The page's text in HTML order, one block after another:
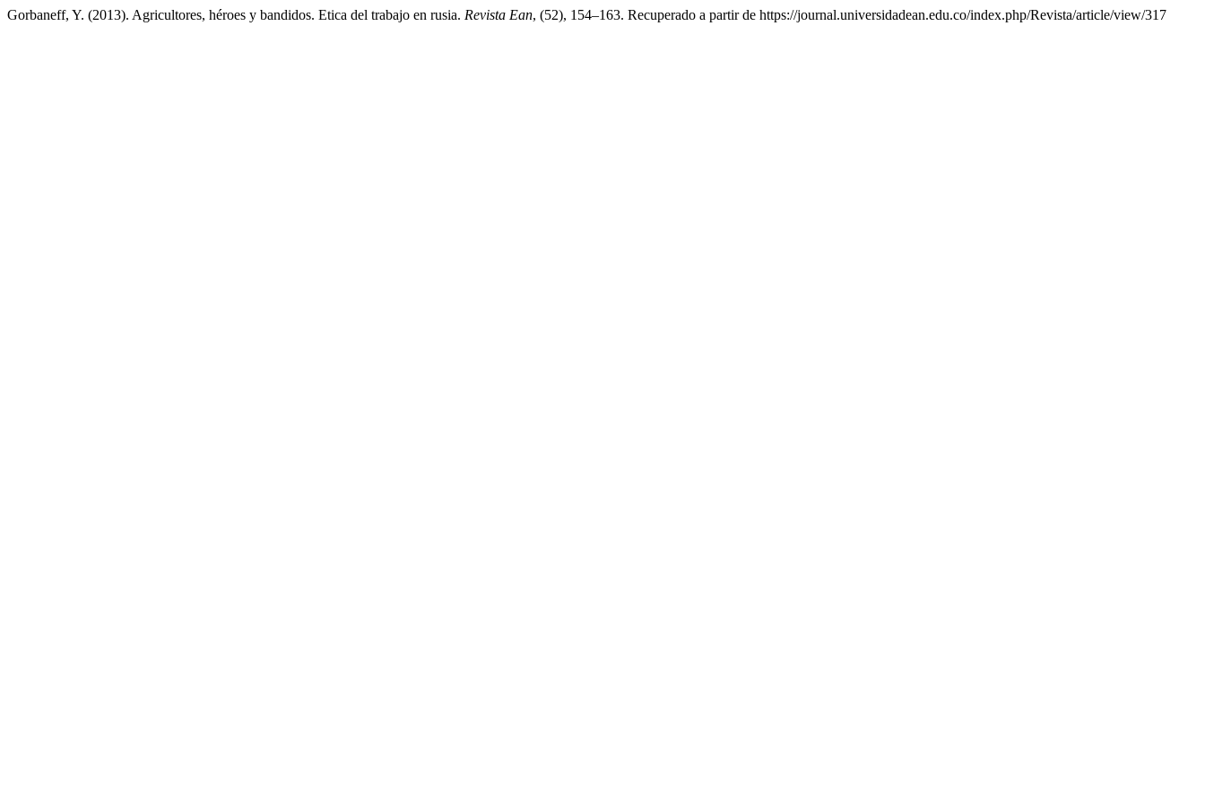
Gorbaneff, Y. (2013). Agricultores, héroes y bandidos. Etica del trabajo en rusia. Revista Ean, (52), 154–163. Recuperado a partir de https://journal.universidadean.edu.co/index.php/Revista/article/view/317